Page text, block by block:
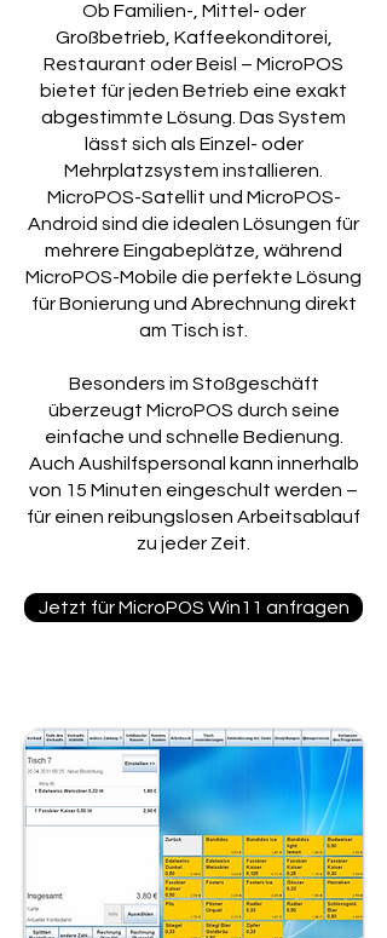
Ob Familien-, Mittel- oder
Großbetrieb, Kaffeekonditorei,
Restaurant oder Beisl – MicroPOS
bietet für jeden Betrieb eine exakt
abgestimmte Lösung. Das System
lässt sich als Einzel- oder
Mehrplatzsystem installieren.
MicroPOS-Satellit und MicroPOS-
Android sind die idealen Lösungen für
mehrere Eingabeplätze, während
MicroPOS-Mobile die perfekte Lösung
für Bonierung und Abrechnung direkt
am Tisch ist.
Besonders im Stoßgeschäft
überzeugt MicroPOS durch seine
einfache und schnelle Bedienung.
Auch Aushilfspersonal kann innerhalb
von 15 Minuten eingeschult werden –
für einen reibungslosen Arbeitsablauf
zu jeder Zeit.
Jetzt für MicroPOS Win11 anfragen